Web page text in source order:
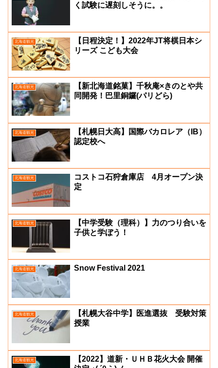
く試験に遅刻しそうに。。
北海道観光
【日程決定！】2022年JT将棋日本シ
リーズ こども大会
北海道観光
【新北海道銘菓】千秋庵×きのとや共
同開発！巴里銅鑼(パリどら)
北海道観光
【札幌日大高】国際バカロレア（IB）
認定校へ
北海道観光
コストコ石狩倉庫店 4月オープン決
定
北海道観光
【中学受験（理科）】力のつり合いを
子供と学ぼう！
北海道観光 Snow Festival 2021
北海道観光
【札幌大谷中学】医進選抜 受験対策
授業
北海道観光
【2022】道新・ＵＨＢ花火大会 開催